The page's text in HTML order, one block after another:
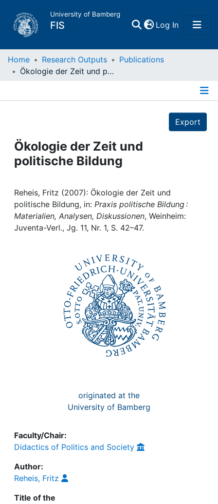
University of Bamberg
FIS Log In(current)
Home
Projects
People
Institutions
Awards
Home Research Outputs
Publications
Ökologie der Zeit und politische Bildung
Export
Ökologie der Zeit und
politische Bildung
Reheis, Fritz (2007): Ökologie der Zeit und
politische Bildung, in: Praxis politische Bildung :
Materialien, Analysen, Diskussionen, Weinheim:
Juventa-Verl., Jg. 11, Nr. 1, S. 42–47.
originated at the
University of Bamberg
Faculty/Chair:
Didactics of Politics and Society
Author:
Reheis, Fritz
Title of the